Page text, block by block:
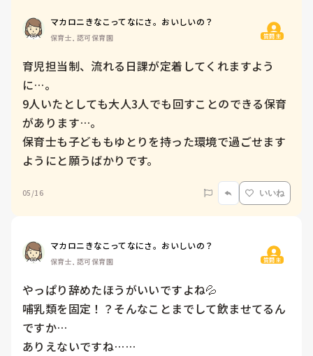
マカロニきなこってなにさ。おいしいの？
保育士, 認可保育園 質問主
育児担当制、流れる日課が定着してくれますよう
に…。
9人いたとしても大人3人でも回すことのできる保育
があります…。
保育士も子どももゆとりを持った環境で過ごせます
ようにと願うばかりです。
05/16 いいね
マカロニきなこってなにさ。おいしいの？
保育士, 認可保育園 質問主
やっぱり辞めたほうがいいですよね💦
哺乳類を固定！？そんなことまでして飲ませてるん
ですか…
ありえないですね……